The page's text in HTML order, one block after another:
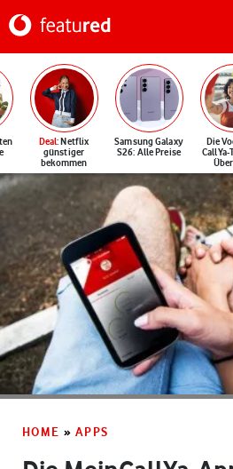
Deal: Netflix
günstiger
bekommen
Samsung Galaxy
S26: Alle Preise
Die
HOME » APPS